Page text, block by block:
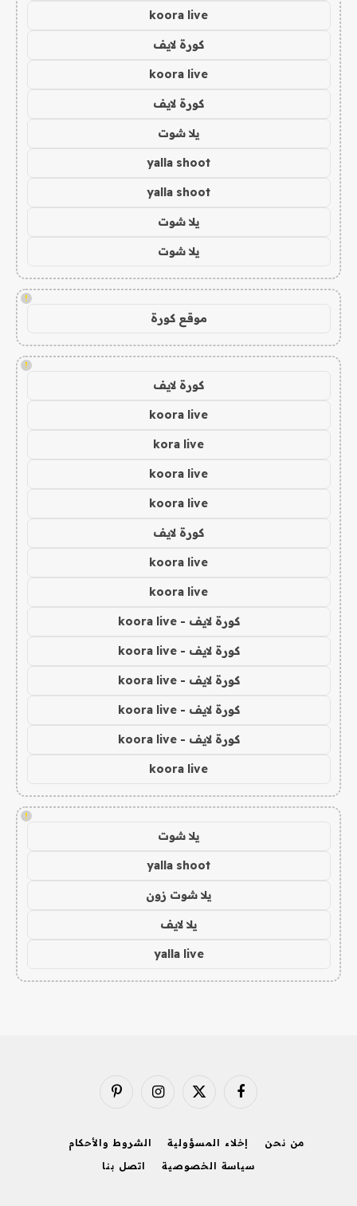
koora live
كورة لايف
koora live
كورة لايف
يلا شوت
yalla shoot
yalla shoot
يلا شوت
يلا شوت
!
موقع كورة
!
كورة لايف
koora live
kora live
koora live
koora live
كورة لايف
koora live
koora live
كورة لايف - koora live
كورة لايف - koora live
كورة لايف - koora live
كورة لايف - koora live
كورة لايف - koora live
koora live
!
يلا شوت
yalla shoot
يلا شوت زون
يلا لايف
yalla live
فيسبوك X
الانستغرامبينتيريست
من نحن إخلاء المسؤولية
الشروط والأحكام
سياسة الخصوصية
اتصل بنا